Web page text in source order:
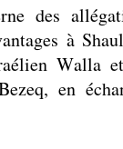
des
à
Walla
en